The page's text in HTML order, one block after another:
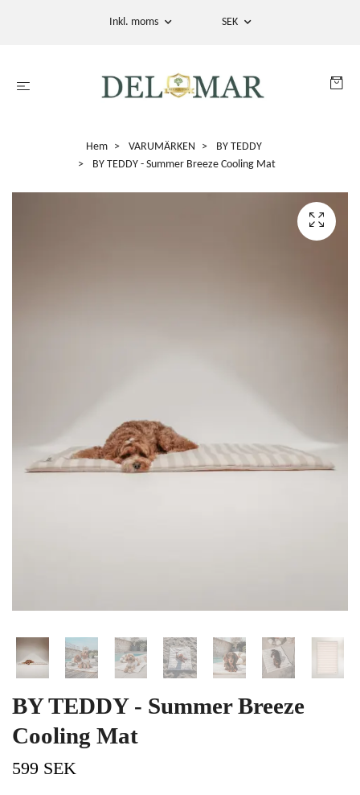
Inkl. moms SEK
Hem VARUMÄRKEN
BY TEDDY
BY TEDDY - Summer Breeze Cooling Mat
BY TEDDY - Summer Breeze
Cooling Mat
599 SEK